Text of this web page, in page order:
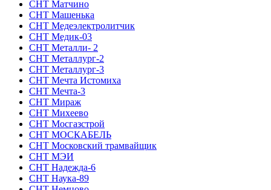
СНТ Матчино
СНТ Машенька
СНТ Медеэлектролитчик
СНТ Медик-03
СНТ Металли- 2
СНТ Металлург-2
СНТ Металлург-3
СНТ Мечта Истомиха
СНТ Мечта-3
СНТ Мираж
СНТ Михеево
СНТ Мосгазстрой
СНТ МОСКАБЕЛЬ
СНТ Московский трамвайщик
СНТ МЭИ
СНТ Надежда-6
СНТ Наука-89